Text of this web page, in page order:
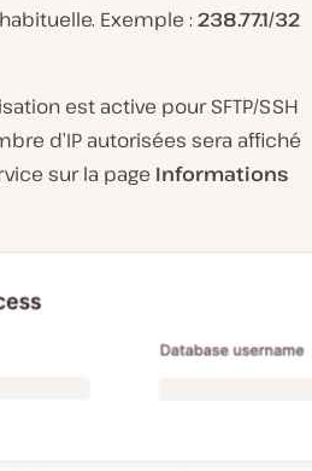
Exemple : 238.77.1/32
est active pour SFTP/SSH
d’IP autorisées sera affiché
sur la page Informations